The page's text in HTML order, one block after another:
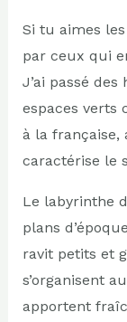
Si tu aimes
par ceux qui
J’ai passé
espaces verts
à la française,
caractérise le
Le labyrinthe
plans
ravit petits et
s’organisent
apportent